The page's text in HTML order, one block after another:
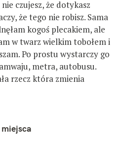
czujesz, że dotykasz
że tego nie robisz. Sama
kogoś plecakiem, ale
w twarz wielkim tobołem i
Po prostu wystarczy go
metra, autobusu.
rzecz która zmienia
miejsca